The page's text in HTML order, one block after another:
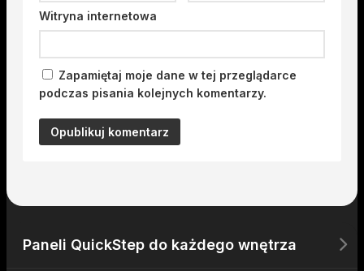
Witryna internetowa
Zapamiętaj moje dane w tej przeglądarce
podczas pisania kolejnych komentarzy.
Paneli QuickStep do każdego wnętrza